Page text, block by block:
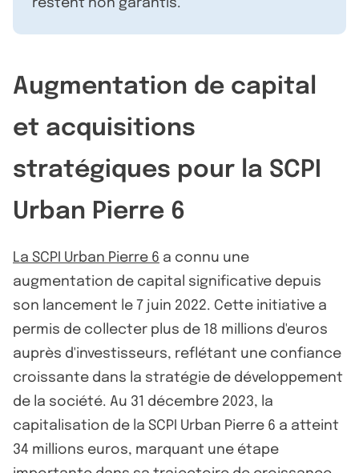
restent non garantis.
Augmentation de capital
et acquisitions
stratégiques pour la SCPI
Urban Pierre 6
La SCPI Urban Pierre 6 a connu une
augmentation de capital significative depuis
son lancement le 7 juin 2022. Cette initiative a
permis de collecter plus de 18 millions d'euros
auprès d'investisseurs, reflétant une confiance
croissante dans la stratégie de développement
de la société. Au 31 décembre 2023, la
capitalisation de la SCPI Urban Pierre 6 a atteint
34 millions euros, marquant une étape